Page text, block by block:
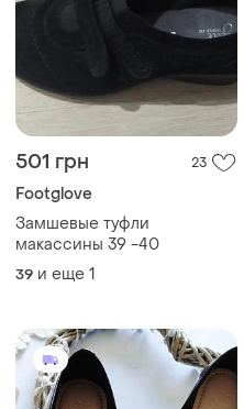
501 грн 23
Footglove
Замшевые туфли
макассины 39 -40
39 и еще 1